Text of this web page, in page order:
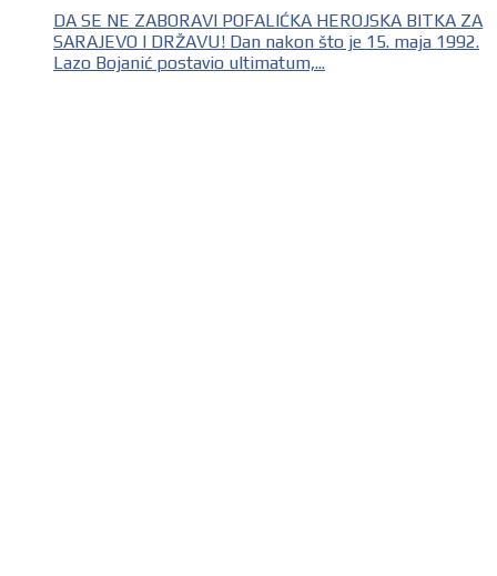
DA SE NE ZABORAVI POFALIĆKA HEROJSKA BITKA ZA
SARAJEVO I DRŽAVU! Dan nakon što je 15. maja 1992.
Lazo Bojanić postavio ultimatum,...